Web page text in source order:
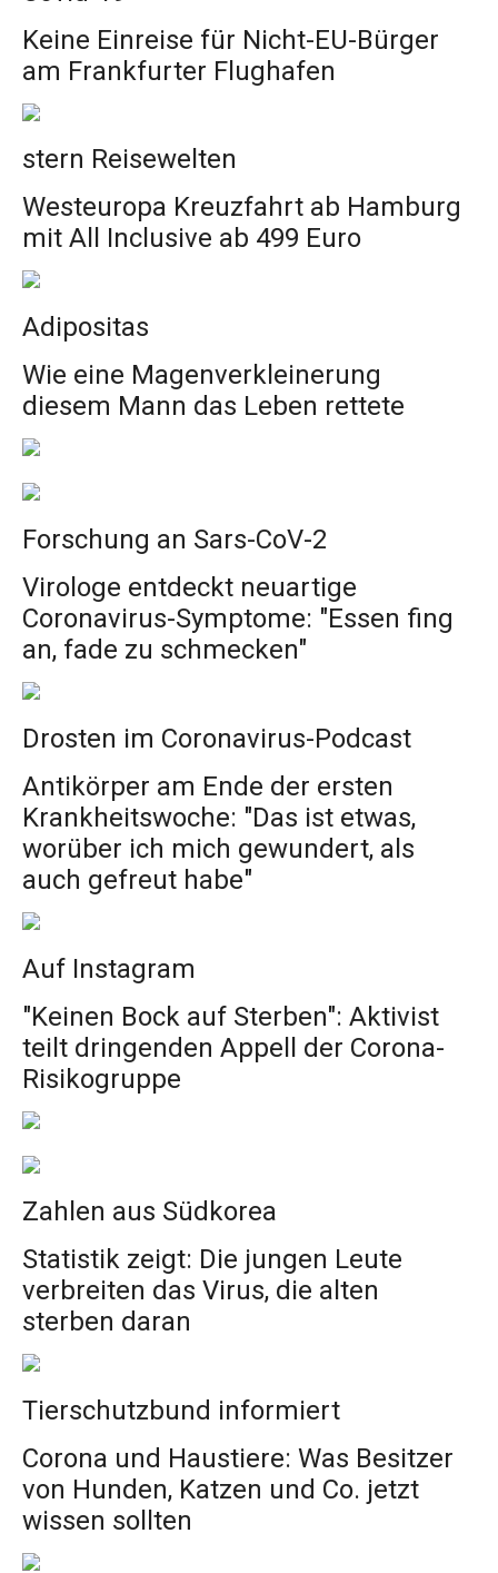
Keine Einreise für Nicht-EU-Bürger
am Frankfurter Flughafen
stern Reisewelten
Westeuropa Kreuzfahrt ab Hamburg
mit All Inclusive ab 499 Euro
Adipositas
Wie eine Magenverkleinerung
diesem Mann das Leben rettete
Forschung an Sars-CoV-2
Virologe entdeckt neuartige
Coronavirus-Symptome: "Essen fing
an, fade zu schmecken"
Drosten im Coronavirus-Podcast
Antikörper am Ende der ersten
Krankheitswoche: "Das ist etwas,
worüber ich mich gewundert, als
auch gefreut habe"
Auf Instagram
"Keinen Bock auf Sterben": Aktivist
teilt dringenden Appell der Corona-
Risikogruppe
Zahlen aus Südkorea
Statistik zeigt: Die jungen Leute
verbreiten das Virus, die alten
sterben daran
Tierschutzbund informiert
Corona und Haustiere: Was Besitzer
von Hunden, Katzen und Co. jetzt
wissen sollten